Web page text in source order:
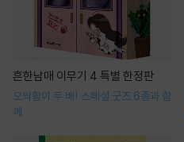
흔한남매 이무기 4 특별 한정판
오싹함이 두 배! 스페셜 굿즈 6종과 함
께